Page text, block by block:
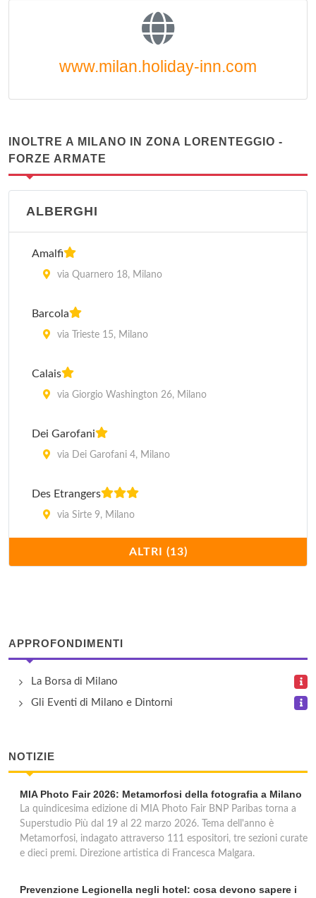
www.milan.holiday-inn.com
INOLTRE A MILANO IN ZONA LORENTEGGIO -
FORZE ARMATE
ALBERGHI
Amalfi
via Quarnero 18, Milano
Barcola
via Trieste 15, Milano
Calais
via Giorgio Washington 26, Milano
Dei Garofani
via Dei Garofani 4, Milano
Des Etrangers
via Sirte 9, Milano
via Giorgio Washington 66, Milano
Piemonte
Tripoli
ALTRI (13)
APPROFONDIMENTI
La Borsa di Milano
Gli Eventi di Milano e Dintorni
NOTIZIE
MIA Photo Fair 2026: Metamorfosi della fotografia a Milano
La quindicesima edizione di MIA Photo Fair BNP Paribas torna a
Superstudio Più dal 19 al 22 marzo 2026. Tema dell'anno è
Metamorfosi, indagato attraverso 111 espositori, tre sezioni curate
e dieci premi. Direzione artistica di Francesca Malgara.
Prevenzione Legionella negli hotel: cosa devono sapere i